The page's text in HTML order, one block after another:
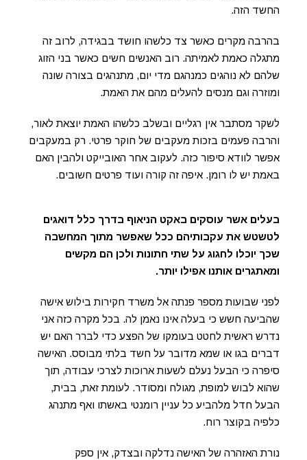
החשד הזה.
בהרבה מקרים כאשר צד כלשהו חושד בבגידה, לרוב זה
מתגלה כאמת לאמיתה. רוב האנשים חשים כאשר בני הזוג
שלהם לא נוהגים כמנהגם מדי יום, מתנהגים בצורה שונה
ומוזרה וגם מנסים להעלים מהם את האמת.
לשקר מסתבר אין רגליים ובשלב כלשהו האמת יוצאת לאור,
והרבה פעמים בזכות מעקבים של חוקר פרטי. רק במעקבים
אפשר לוודא סיפור כזה. לעקוב אחר האובייקט ולהבין האם
באמת יש לו רומן. איפה זה קורה ועוד פרטים חשובים.
בעלים אשר עוסקים באקט הניאוף בדרך כלל דואגים
לטשטש את עקבותיהם ככל שאפשר מתוך המחשבה
שכך יוכלו לחגוג על שתי חתונות ולכן הם מקשים
ומאתגרים אותנו אפילו יותר.
לפני שבועות מספר פנתה אל משרד חקירות בילוש אישה
שהביעה חשש כי בעלה אינו נאמן לה. בכל מקרה כזה אני
נדרש ראשית לחטט בעומקו של הפצע כדי לברר האם יש
דברים בגו או שמא מדובר על חשד בלתי מבוסס. האישה
סיפרה כי הבעל נעלם לשעות ארוכות לצרכי עבודה, תוך
שהוא לבוש למופת, מגולח ומסודר. לעומת זאת, בבית,
הבעל חדל מלהביע כל עניין רומנטי באשתו ואף מתנהג
כלפיה בקוצר רוח.
נורת האזהרה של האישה נדלקה ובצדק, אין ספק